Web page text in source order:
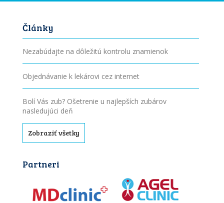
Články
Nezabúdajte na dôležitú kontrolu znamienok
Objednávanie k lekárovi cez internet
Bolí Vás zub? Ošetrenie u najlepších zubárov
nasledujúci deň
Zobraziť všetky
Partneri